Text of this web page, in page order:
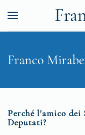
Franco
Perché l'amico dei
Deputati?